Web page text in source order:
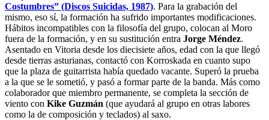
Costumbres” (Discos Suicidas, 1987). Para la grabación del
mismo, eso sí, la formación ha sufrido importantes modificaciones.
Hábitos incompatibles con la filosofía del grupo, colocan al Moro
fuera de la formación, y en su sustitución entra Jorge Méndez.
Asentado en Vitoria desde los diecisiete años, edad con la que llegó
desde tierras asturianas, contactó con Korroskada en cuanto supo
que la plaza de guitarrista había quedado vacante. Superó la prueba
a la que se le sometió, y pasó a formar parte de la banda. Más como
colaborador que miembro permanente, se completa la sección de
viento con Kike Guzmán (que ayudará al grupo en otras labores
como la de composición y teclados) al saxo.